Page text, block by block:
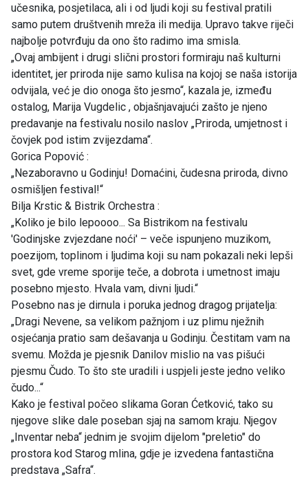
učesnika, posjetilaca, ali i od ljudi koji su festival pratili
samo putem društvenih mreža ili medija. Upravo takve riječi
najbolje potvrđuju da ono što radimo ima smisla.
„Ovaj ambijent i drugi slični prostori formiraju naš kulturni
identitet, jer priroda nije samo kulisa na kojoj se naša istorija
odvijala, već je dio onoga što jesmo“, kazala je, između
ostalog, Marija Vugdelic , objašnjavajući zašto je njeno
predavanje na festivalu nosilo naslov „Priroda, umjetnost i
čovjek pod istim zvijezdama“.
Gorica Popović :
„Nezaboravno u Godinju! Domaćini, čudesna priroda, divno
osmišljen festival!“
Bilja Krstic & Bistrik Orchestra :
„Koliko je bilo lepoooo... Sa Bistrikom na festivalu
'Godinjske zvjezdane noći' – veče ispunjeno muzikom,
poezijom, toplinom i ljudima koji su nam pokazali neki lepši
svet, gde vreme sporije teče, a dobrota i umetnost imaju
posebno mjesto. Hvala vam, divni ljudi.“
Posebno nas je dirnula i poruka jednog dragog prijatelja:
„Dragi Nevene, sa velikom pažnjom i uz plimu nježnih
osjećanja pratio sam dešavanja u Godinju. Čestitam vam na
svemu. Možda je pjesnik Danilov mislio na vas pišući
pjesmu Čudo. To što ste uradili i uspjeli jeste jedno veliko
čudo...“
Kako je festival počeo slikama Goran Ćetković, tako su
njegove slike dale poseban sjaj na samom kraju. Njegov
„Inventar neba“ jednim je svojim dijelom "preletio" do
prostora kod Starog mlina, gdje je izvedena fantastična
predstava „Safra“.